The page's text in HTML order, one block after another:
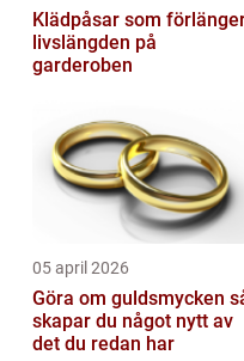
Klädpåsar som
livslängden på
garderoben
05 april 2026
Göra om guldsmycken så
skapar du något nytt av
det du redan har